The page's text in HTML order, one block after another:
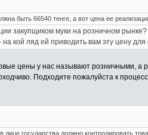
быть 66540 тенге, а вот цена ее
закупщиком муки на розничном
на кой ляд ей приводить вам эту цену для
цены у нас называют розничными,
Подходите пожалуйста к
лице государства должно контролировать